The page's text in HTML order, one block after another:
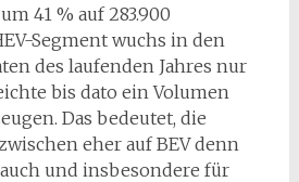
41 % auf 283.900
Segment wuchs in den
des laufenden Jahres nur
bis dato ein Volumen
Das bedeutet, die
eher auf BEV denn
auch und insbesondere für